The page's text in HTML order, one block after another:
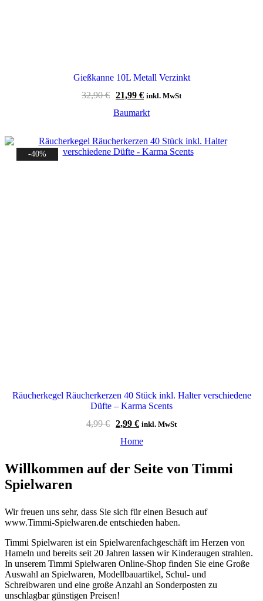
Gießkanne 10L Metall Verzinkt
32,90€
Ursprünglicher
war:
21,99 €Aktueller
ist:
inkl. MwSt
Baumarkt
-40%
Räucherkegel Räucherkerzen 40 Stück inkl. Halter verschiedene
Düfte – Karma Scents
4,99€
Ursprünglicher
war:
2,99 €Aktueller
ist:
inkl. MwSt
Home
Willkommen auf der Seite von Timmi
Spielwaren
Wir freuen uns sehr, dass Sie sich für einen Besuch auf
www.Timmi-Spielwaren.de entschieden haben.
Timmi Spielwaren ist ein Spielwarenfachgeschäft im Herzen von
Hameln und bereits seit 20 Jahren lassen wir Kinderaugen strahlen.
In unserem Timmi Spielwaren Online-Shop finden Sie eine Große
Auswahl an Spielwaren, Modellbauartikel, Schul- und
Schreibwaren und eine große Anzahl an Sonderposten zu
unschlagbar günstigen Preisen!